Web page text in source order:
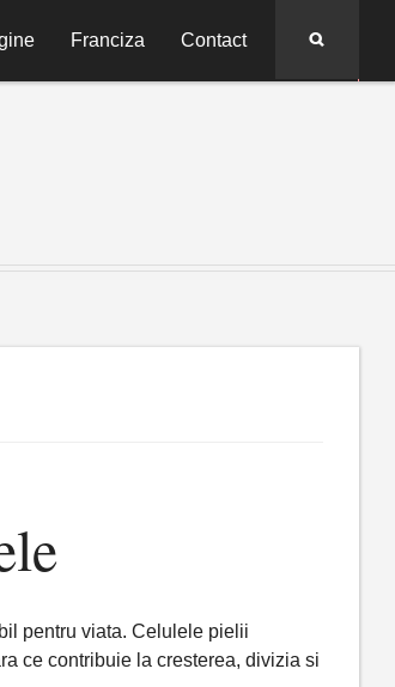
Franciza Contact
pentru viata. Celulele pielii
ce contribuie la cresterea, divizia si